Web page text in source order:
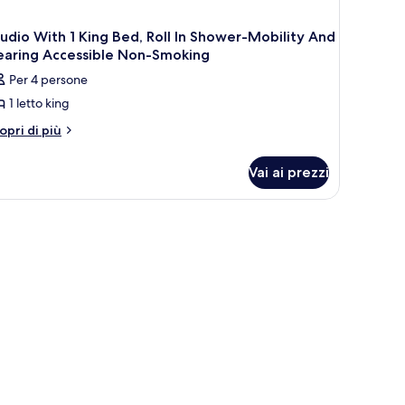
With 1 King Bed, Roll In Shower-Mobility And
Accessible Non-Smoking
Per 4 persone
1 letto king
di più
Vai ai prezzi